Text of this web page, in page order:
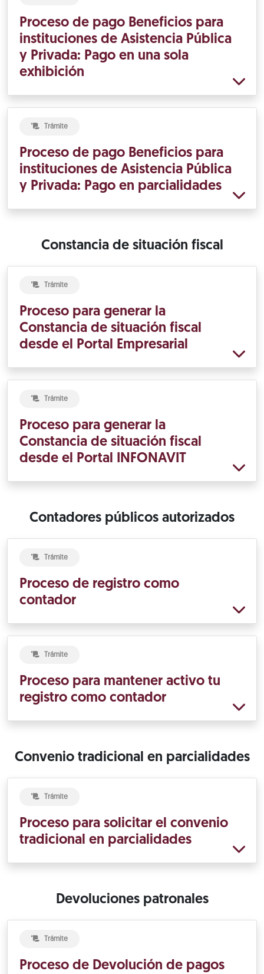
Proceso de pago Beneficios para
instituciones de Asistencia Pública
y Privada: Pago en una sola
exhibición
Trámite
Proceso de pago Beneficios para
instituciones de Asistencia Pública
y Privada: Pago en parcialidades
Constancia de situación fiscal
Trámite
Proceso para generar la
Constancia de situación fiscal
desde el Portal Empresarial
Trámite
Proceso para generar la
Constancia de situación fiscal
desde el Portal INFONAVIT
Contadores públicos autorizados
Trámite
Proceso de registro como
contador
Trámite
Proceso para mantener activo tu
registro como contador
Convenio tradicional en parcialidades
Trámite
Proceso para solicitar el convenio
tradicional en parcialidades
Devoluciones patronales
Trámite
Proceso de Devolución de pagos